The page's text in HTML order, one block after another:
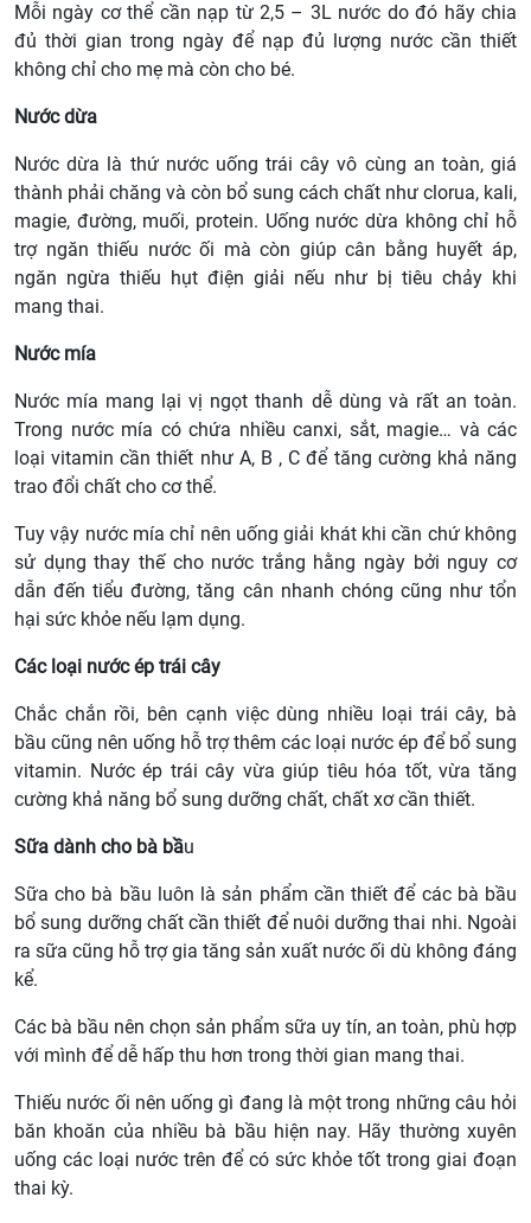
Mỗi ngày cơ thể cần nạp từ 2,5 – 3L nước do đó hãy chia
đủ thời gian trong ngày để nạp đủ lượng nước cần thiết
không chỉ cho mẹ mà còn cho bé.
Nước dừa
Nước dừa là thứ nước uống trái cây vô cùng an toàn, giá
thành phải chăng và còn bổ sung cách chất như clorua, kali,
magie, đường, muối, protein. Uống nước dừa không chỉ hỗ
trợ ngăn thiếu nước ối mà còn giúp cân bằng huyết áp,
ngăn ngừa thiếu hụt điện giải nếu như bị tiêu chảy khi
mang thai.
Nước mía
Nước mía mang lại vị ngọt thanh dễ dùng và rất an toàn.
Trong nước mía có chứa nhiều canxi, sắt, magie… và các
loại vitamin cần thiết như A, B , C để tăng cường khả năng
trao đổi chất cho cơ thể.
Tuy vậy nước mía chỉ nên uống giải khát khi cần chứ không
sử dụng thay thế cho nước trắng hằng ngày bởi nguy cơ
dẫn đến tiểu đường, tăng cân nhanh chóng cũng như tổn
hại sức khỏe nếu lạm dụng.
Các loại nước ép trái cây
Chắc chắn rồi, bên cạnh việc dùng nhiều loại trái cây, bà
bầu cũng nên uống hỗ trợ thêm các loại nước ép để bổ sung
vitamin. Nước ép trái cây vừa giúp tiêu hóa tốt, vừa tăng
cường khả năng bổ sung dưỡng chất, chất xơ cần thiết.
Sữa dành cho bà bầu
Sữa cho bà bầu luôn là sản phẩm cần thiết để các bà bầu
bổ sung dưỡng chất cần thiết để nuôi dưỡng thai nhi. Ngoài
ra sữa cũng hỗ trợ gia tăng sản xuất nước ối dù không đáng
kể.
Các bà bầu nên chọn sản phẩm sữa uy tín, an toàn, phù hợp
với mình để dễ hấp thu hơn trong thời gian mang thai.
Thiếu nước ối nên uống gì đang là một trong những câu hỏi
băn khoăn của nhiều bà bầu hiện nay. Hãy thường xuyên
uống các loại nước trên để có sức khỏe tốt trong giai đoạn
thai kỳ.